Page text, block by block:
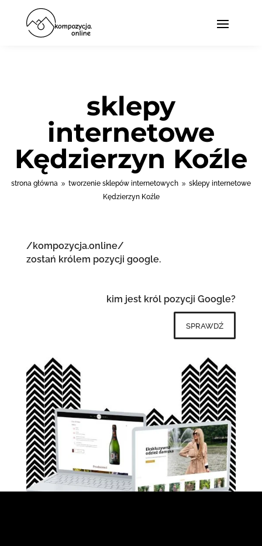
sklepy
internetowe
Kędzierzyn Koźle
strona główna 9 tworzenie sklepów internetowych 9 sklepy internetowe
Kędzierzyn Koźle
/kompozycja.online/
zostań królem pozycji google.
kim jest król pozycji Google?
sprawdź